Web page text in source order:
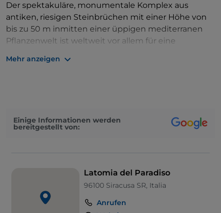
Der spektakuläre, monumentale Komplex aus
antiken, riesigen Steinbrüchen mit einer Höhe von
bis zu 50 m inmitten einer üppigen mediterranen
Pflanzenwelt ist weltweit vor allem für eine
Ähnlichkeit mit dem menschlichen Gehörgang und
Legende, dass der Tyrann Dionysius politische
Mehr anzeigen
Einige Informationen werden
bereitgestellt von:
Latomia del Paradiso
96100 Siracusa SR, Italia
Anrufen